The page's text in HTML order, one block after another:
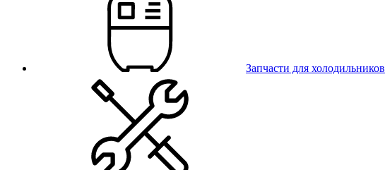
Запчасти для холодильников